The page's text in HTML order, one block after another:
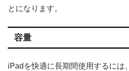
とになります。
容量
iPadを快適に長期間使用するには、